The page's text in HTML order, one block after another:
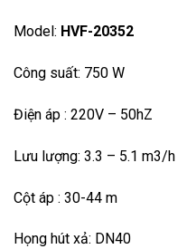
Model: HVF-20352
Công suất: 750 W
Điện áp : 220V – 50hZ
Lưu lượng: 3.3 – 5.1 m3/h
Cột áp : 30-44 m
Họng hút xả: DN40